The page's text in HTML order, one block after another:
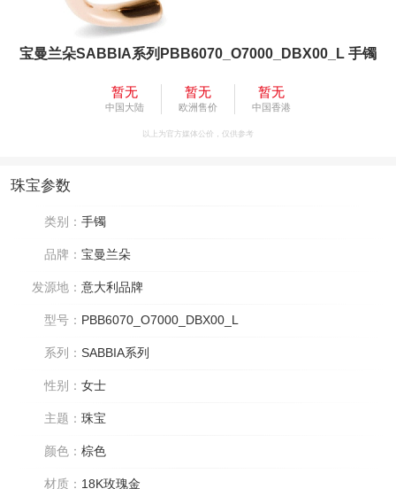
宝曼兰朵SABBIA系列PBB6070_O7000_DBX00_L 手镯
暂无
中国大陆
暂无
欧洲售价
暂无
中国香港
以上为官方媒体公价，仅供参考
珠宝参数
类别： 手镯
品牌： 宝曼兰朵
发源地： 意大利品牌
型号： PBB6070_O7000_DBX00_L
系列： SABBIA系列
性别： 女士
主题： 珠宝
颜色： 棕色
材质： 18K玫瑰金